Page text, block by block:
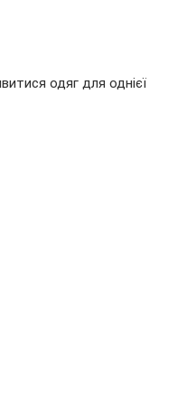
одяг для однієї